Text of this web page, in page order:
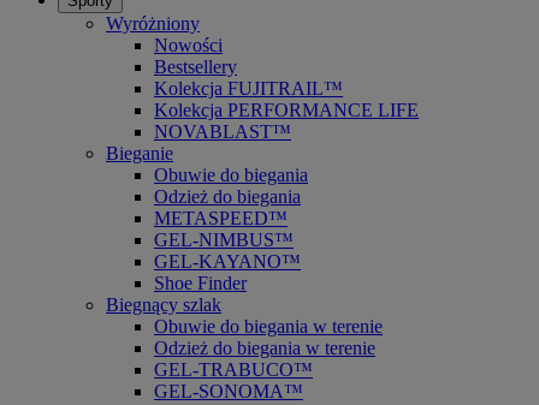
Wyróżniony
Nowości
Bestsellery
Kolekcja FUJITRAIL™
Kolekcja PERFORMANCE LIFE
NOVABLAST™
Bieganie
Obuwie do biegania
Odzież do biegania
METASPEED™
GEL-NIMBUS™
GEL-KAYANO™
Shoe Finder
Biegnący szlak
Obuwie do biegania w terenie
Odzież do biegania w terenie
GEL-TRABUCO™
GEL-SONOMA™